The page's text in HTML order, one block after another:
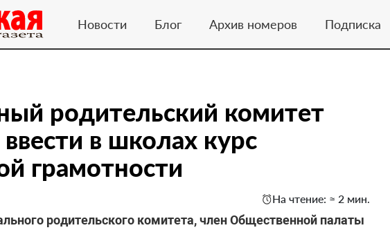
Новости Блог Архив номеров Подписка
родительский комитет
в школах курс
грамотности
На чтение: ≈ 2 мин.
родительского комитета, член Общественной палаты